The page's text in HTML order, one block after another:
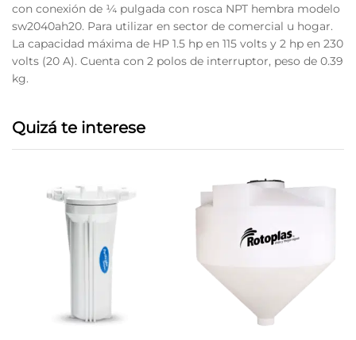
con conexión de ¼ pulgada con rosca NPT hembra modelo
sw2040ah20. Para utilizar en sector de comercial u hogar.
La capacidad máxima de HP 1.5 hp en 115 volts y 2 hp en 230
volts (20 A). Cuenta con 2 polos de interruptor, peso de 0.39
kg.
Quizá te interese